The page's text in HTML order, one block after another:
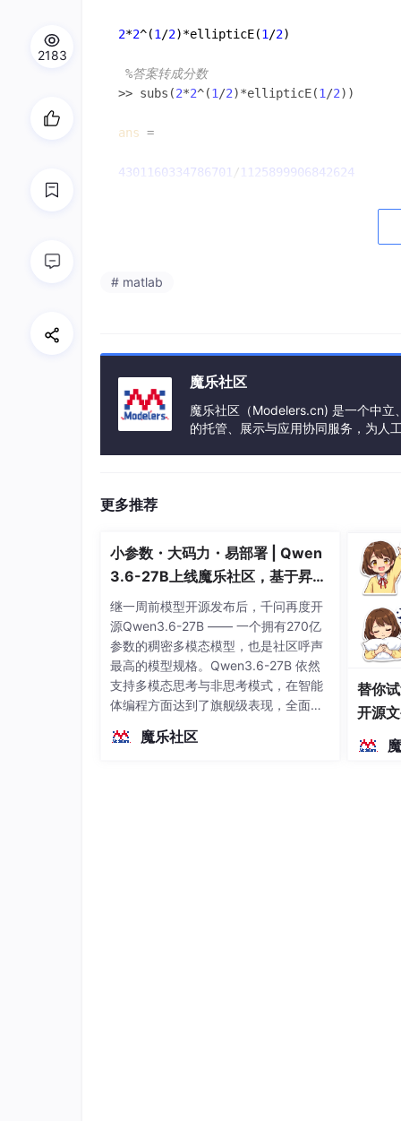
2*2^(1 /2)*ellipticE(1 /2)
%答案转成分数
>> subs(2*2^(1 /2)*ellipticE(1 /2))
ans =
4301160334786701 / 1125899906842624
# matlab
魔乐社区
魔乐社区（Modelers.cn) 是一个中立
的托管、展示与应用协同服务，为人
更多推荐
小参数・大码力・易部署 | Qwen
3.6-27B上线魔乐社区，基于昇腾
的部署教程来了
继一周前模型开源发布后，千问再度开
源Qwen3.6-27B —— 一个拥有270亿
参数的稠密多模态模型，也是社区呼声
最高的模型规格。Qwen3.6-27B 依然
支持多模态思考与非思考模式，在智能
体编程方面达到了旗舰级表现，全面超
（总参数397B / 激活参数17B的MoE模
魔乐社区
替你
开源
染、
2183